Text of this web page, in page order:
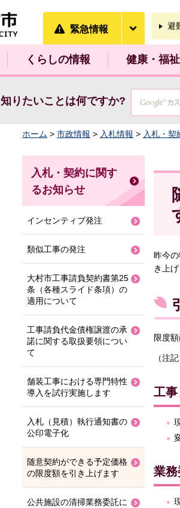
緊急情報 避
くらしの情報 健康・福
知りたいことは何ですか?
ホーム > 市政情報 > 入札情報 > 入札・契
昨今
き上げ
限度
（注
工事
業
入札・契約に関す
るお知らせ
インセンティブ発注
類似工事の発注
大村市工事請負契約書第25
条（各種スライド条項）の
適用について
工事請負代金債権譲渡の承
諾に関する取扱要領につい
て
舗装工事における専門特性
導入を試行実施します
入札（見積）執行通知書の
公印電子化
随意契約ができる予定価格
の限度額を引き上げます
公共施設の清掃業務委託に